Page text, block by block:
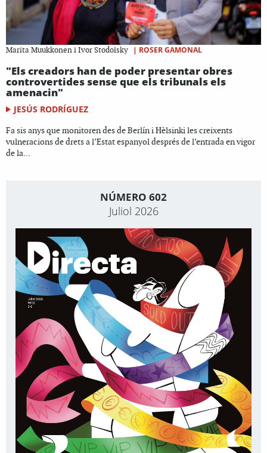
Marita Muukkonen i Ivor Stodolsky | ROSER GAMONAL
"Els creadors han de poder presentar obres
controvertides sense que els tribunals els
amenacin"
JESÚS RODRÍGUEZ
Fa sis anys que monitoren des de Berlín i Hèlsinki les creixents
vulneracions de drets a l’Estat espanyol després de l’entrada en vigor
de la...
NÚMERO 602
Juliol 2026